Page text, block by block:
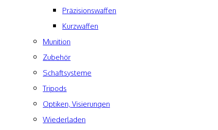
Präzisionswaffen
Kurzwaffen
Munition
Zubehör
Schaftsysteme
Tripods
Optiken, Visierungen
Wiederladen